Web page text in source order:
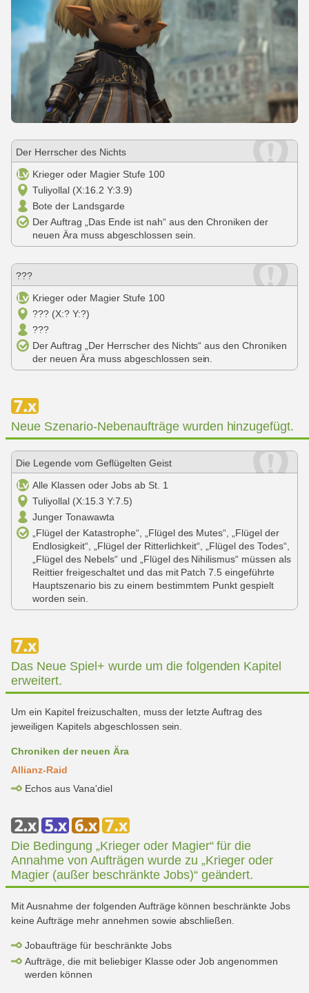
Der Herrscher des Nichts
Krieger oder Magier Stufe 100
Tuliyollal (X:16.2 Y:3.9)
Bote der Landsgarde
Der Auftrag „Das Ende ist nah“ aus den Chroniken der
neuen Ära muss abgeschlossen sein.
???
Krieger oder Magier Stufe 100
??? (X:? Y:?)
???
Der Auftrag „Der Herrscher des Nichts“ aus den Chroniken
der neuen Ära muss abgeschlossen sein.
Neue Szenario-Nebenaufträge wurden hinzugefügt.
Die Legende vom Geflügelten Geist
Alle Klassen oder Jobs ab St. 1
Tuliyollal (X:15.3 Y:7.5)
Junger Tonawawta
„Flügel der Katastrophe“, „Flügel des Mutes“, „Flügel der
Endlosigkeit“, „Flügel der Ritterlichkeit“, „Flügel des Todes“,
„Flügel des Nebels“ und „Flügel des Nihilismus“ müssen als
Reittier freigeschaltet und das mit Patch 7.5 eingeführte
Hauptszenario bis zu einem bestimmtem Punkt gespielt
worden sein.
Das Neue Spiel+ wurde um die folgenden Kapitel
erweitert.
Um ein Kapitel freizuschalten, muss der letzte Auftrag des
jeweiligen Kapitels abgeschlossen sein.
Chroniken der neuen Ära
Allianz-Raid
Echos aus Vana'diel
Die Bedingung „Krieger oder Magier“ für die
Annahme von Aufträgen wurde zu „Krieger oder
Magier (außer beschränkte Jobs)“ geändert.
Mit Ausnahme der folgenden Aufträge können beschränkte Jobs
keine Aufträge mehr annehmen sowie abschließen.
Jobaufträge für beschränkte Jobs
Aufträge, die mit beliebiger Klasse oder Job angenommen
werden können